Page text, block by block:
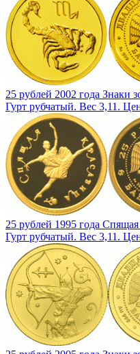
25 рублей 2002 года Знаки
Гурт рубчатый. Вес 3,11.
25 рублей 1995 года Спящая
Гурт рубчатый. Вес 3,11.